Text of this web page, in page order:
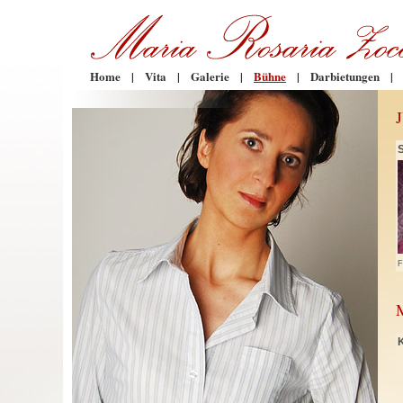
Home | Vita | Galerie | Bühne | Darbietungen |